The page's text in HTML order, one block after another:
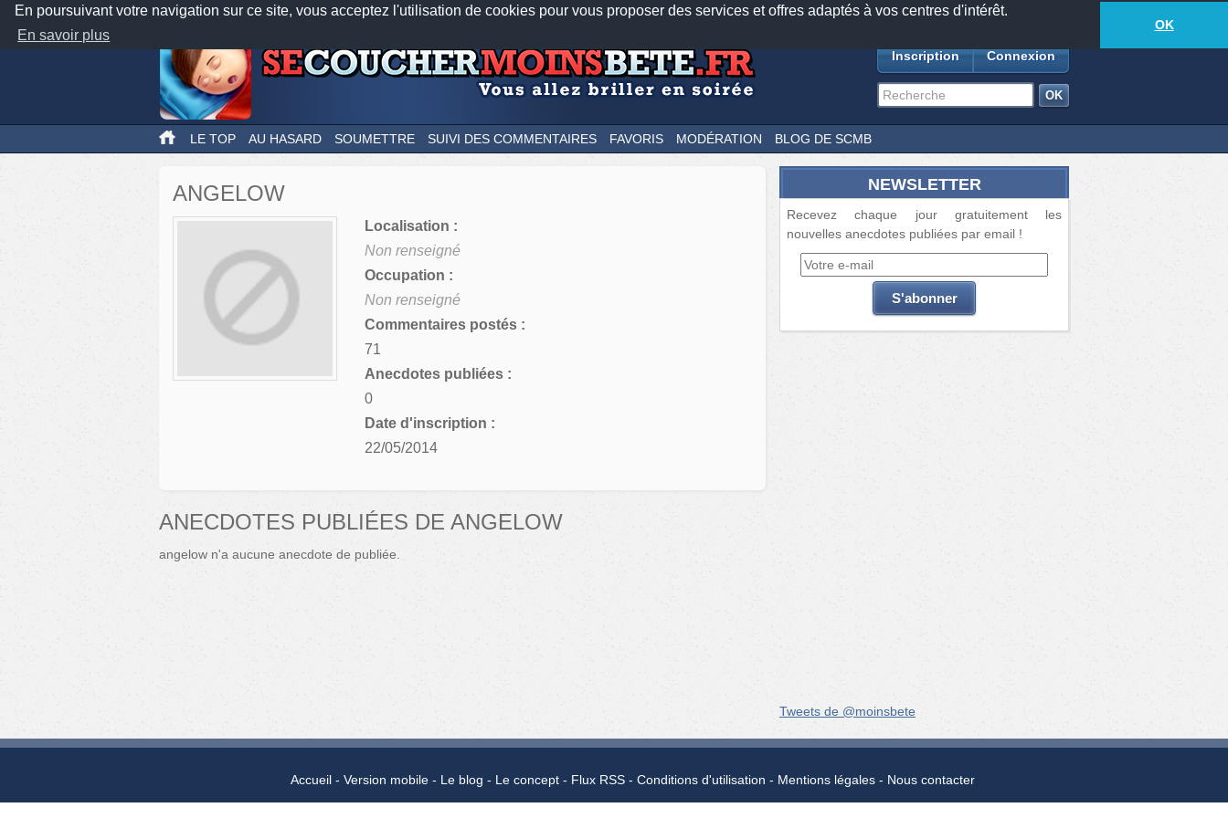
En poursuivant votre navigation sur ce site, vous acceptez l'utilisation de cookies pour vous proposer des services et offres adaptés à vos centres d'intérêt.
En savoir plus
OK
Nos applications mobiles Newsletter Facebook
TwitterFeeds18885anecdotes-326lecteurs connectés
Inscription Connexion
LE TOP AU HASARD SOUMETTRE SUIVI DES COMMENTAIRES FAVORIS MODÉRATION BLOG DE SCMB
ANGELOW
Localisation :
Non renseigné
Occupation :
Non renseigné
Commentaires postés :
71
Anecdotes publiées :
0
Date d'inscription :
22/05/2014
ANECDOTES PUBLIÉES DE ANGELOW
angelow n'a aucune anecdote de publiée.
NEWSLETTER
Recevez chaque jour gratuitement les
nouvelles anecdotes publiées par email !
Tweets de @moinsbete
Accueil Version mobile Le blog Le concept Flux RSS Conditions d'utilisation Mentions légales Nous contacter